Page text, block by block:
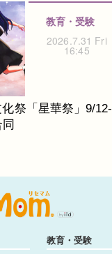
祭「星華祭」9/12-
教育・受験
2026.7.31 Fri
16:45
教育・受験